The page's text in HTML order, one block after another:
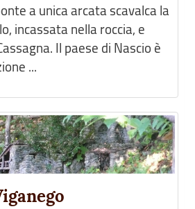
a unica arcata scavalca la
incassata nella roccia, e
Il paese di Nascio è
...